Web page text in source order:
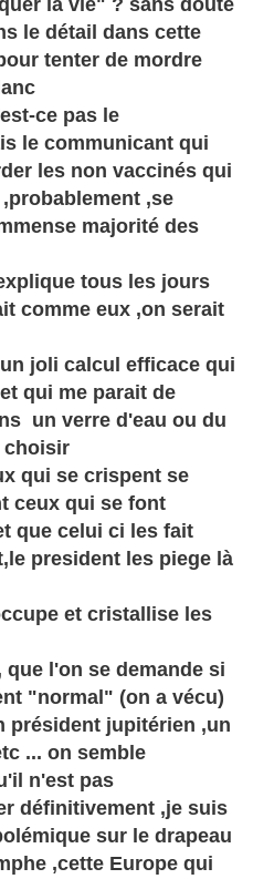
la vie" ? sans doute
le détail dans cette
tenter de mordre
est-ce pas le
le communicant qui
les non vaccinés qui
,se
majorité des
tous les jours
comme eux ,on serait
joli calcul efficace qui
et qui me parait de
un verre d'eau ou du
choisir
qui se crispent se
ceux qui se font
que celui ci les fait
president les piege là
et cristallise les
l'on se demande si
"normal" (on a vécu)
président jupitérien ,un
... on semble
n'est pas
définitivement ,je suis
sur le drapeau
,cette Europe qui